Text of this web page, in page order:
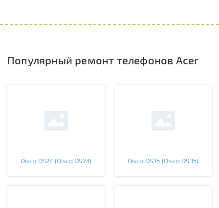
Популярный ремонт телефонов Acer
Disco DS24 (Disco DS24) Disco DS35 (Disco DS35)